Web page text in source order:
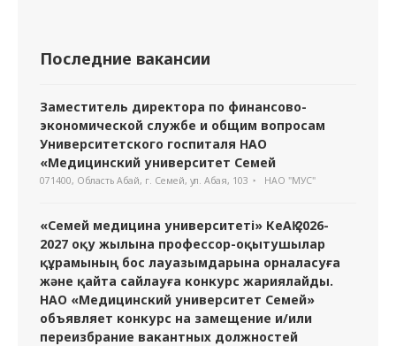
Последние вакансии
Заместитель директора по финансово-
экономической службе и общим вопросам
Университетского госпиталя НАО
«Медицинский университет Семей
071400, Область Абай, г. Семей, ул. Абая, 103 НАО "МУС"
«Семей медицина университеті» КеАҚ 2026-
2027 оқу жылына профессор-оқытушылар
құрамының бос лауазымдарына орналасуға
және қайта сайлауға конкурс жариялайды.
НАО «Медицинский университет Семей»
объявляет конкурс на замещение и/или
переизбрание вакантных должностей